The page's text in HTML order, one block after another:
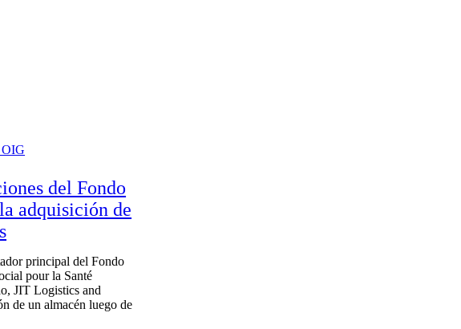
del Fondo
adquisición de
principal del Fondo
pour la Santé
JIT Logistics and
de un almacén luego de